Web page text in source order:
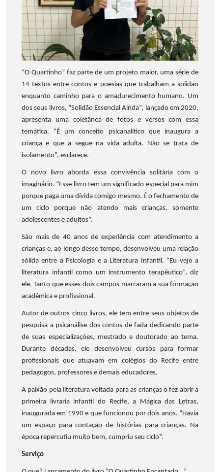
“O Quartinho” faz parte de um projeto maior, uma série de
14 textos entre contos e poesias que trabalham a solidão
enquanto caminho para o amadurecimento humano. Um
dos seus livros, “Solidão Essencial Ainda”, lançado em 2020,
apresenta uma coletânea de fotos e versos com essa
temática. “É um conceito psicanalítico que inaugura a
criança e que a segue na vida adulta. Não se trata de
isolamento”, esclarece.
O novo livro aborda essa convivência solitária com o
imaginário. “Esse livro tem um significado especial para mim
porque paga uma dívida comigo mesmo. É o fechamento de
um ciclo porque não atendo mais crianças, somente
adolescentes e adultos”.
São mais de 40 anos de experiência com atendimento a
crianças e, ao longo desse tempo, desenvolveu uma relação
sólida entre a Psicologia e a Literatura Infantil. “Eu vejo a
literatura infantil como um instrumento terapêutico”, diz
ele. Tanto que esses dois campos marcaram a sua formação
acadêmica e profissional.
Autor de outros cinco livros, ele tem entre seus objetos de
pesquisa a psicanálise dos contos de fada dedicando parte
de suas especializações, mestrado e doutorado ao tema.
Durante décadas, ele desenvolveu cursos para formar
profissionais que atuavam em colégios do Recife entre
pedagogos, professores e demais educadores.
A paixão pela literatura voltada para as crianças o fez abrir a
primeira livraria infantil do Recife, a Mágica das Letras,
inaugurada em 1990 e que funcionou por dois anos. “Havia
um espaço para contação de histórias para crianças. Na
época repercutiu muito bem, cumpriu seu ciclo”.
Serviço